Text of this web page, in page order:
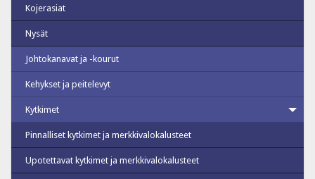
Kojerasiat
Nysät
Johtokanavat ja -kourut
Kehykset ja peitelevyt
Kytkimet
Pinnalliset kytkimet ja merkkivalokalusteet
Upotettavat kytkimet ja merkkivalokalusteet